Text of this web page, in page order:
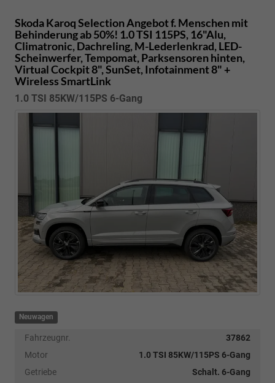
Skoda KaroqSelection Angebot f. Menschen mit
Behinderung ab 50%! 1.0 TSI 115PS, 16"Alu,
Climatronic, Dachreling, M-Lederlenkrad, LED-
Scheinwerfer, Tempomat, Parksensoren hinten,
Virtual Cockpit 8", SunSet, Infotainment 8" +
Wireless SmartLink
1.0 TSI 85KW/115PS 6-Gang
Neuwagen
Fahrzeugnr.
37862
Motor
1.0 TSI 85KW/115PS 6-Gang
Getriebe
Schalt. 6-Gang